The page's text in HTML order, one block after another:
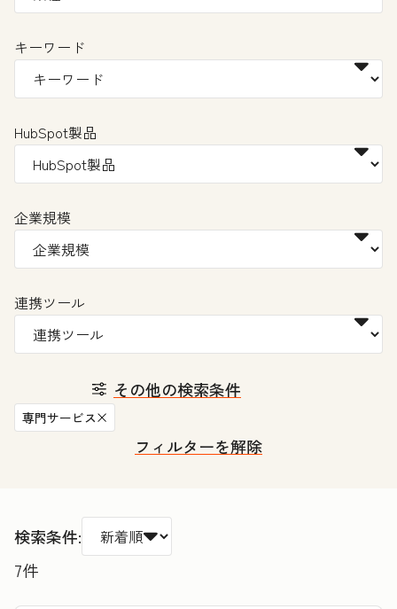
その他の検索条件
キーワード
HubSpot製品
企業規模
連携ツール
専門サービス
フィルターを解除
検索条件:
7件